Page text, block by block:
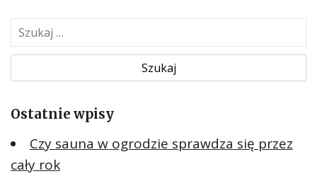
z
k
jOstatnie wpisy
Czy sauna w ogrodzie sprawdza się przez
cały rok